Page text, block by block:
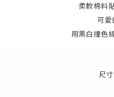
柔軟棉料
可
用黑白撞色
尺